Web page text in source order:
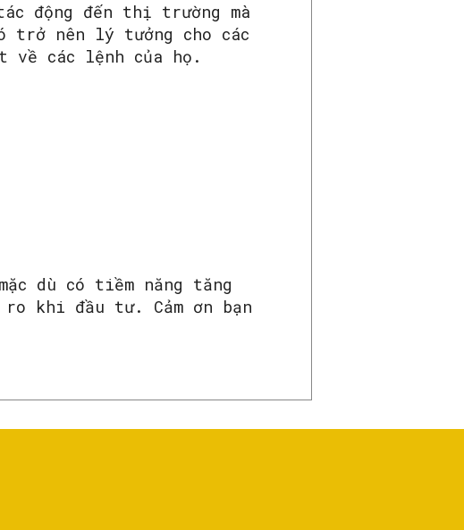
động đến thị trường mà
nên lý tưởng cho các
về các lệnh của họ.
dù có tiềm năng tăng
khi đầu tư. Cảm ơn bạn